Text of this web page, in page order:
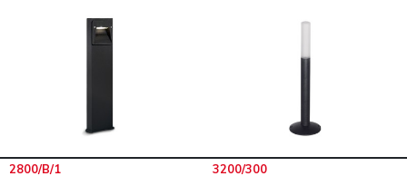
2800/B/1 3200/300